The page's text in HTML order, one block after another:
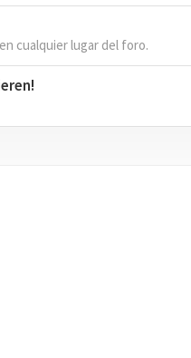
cualquier lugar del foro.